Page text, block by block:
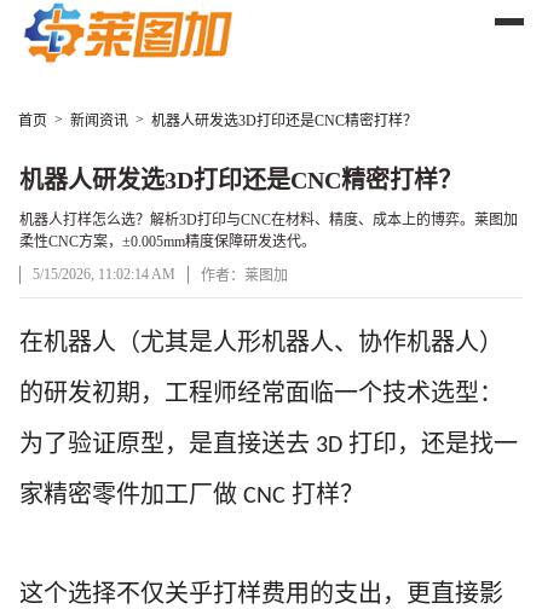
首页 > 新闻资讯 > 机器人研发选3D打印还是CNC精密打样？
机器人研发选3D打印还是CNC精密打样？
机器人打样怎么选？解析3D打印与CNC在材料、精度、成本上的博弈。莱图加
柔性CNC方案，±0.005mm精度保障研发迭代。
5/15/2026, 11:02:14 AM
作者：莱图加
文章正文
在机器人（尤其是人形机器人、协作机器人）
的研发初期，工程师经常面临一个技术选型：
为了验证原型，是直接送去 3D 打印，还是找一
家精密零件加工厂做 CNC 打样？
这个选择不仅关乎打样费用的支出，更直接影